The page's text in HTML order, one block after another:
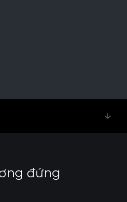
đứng